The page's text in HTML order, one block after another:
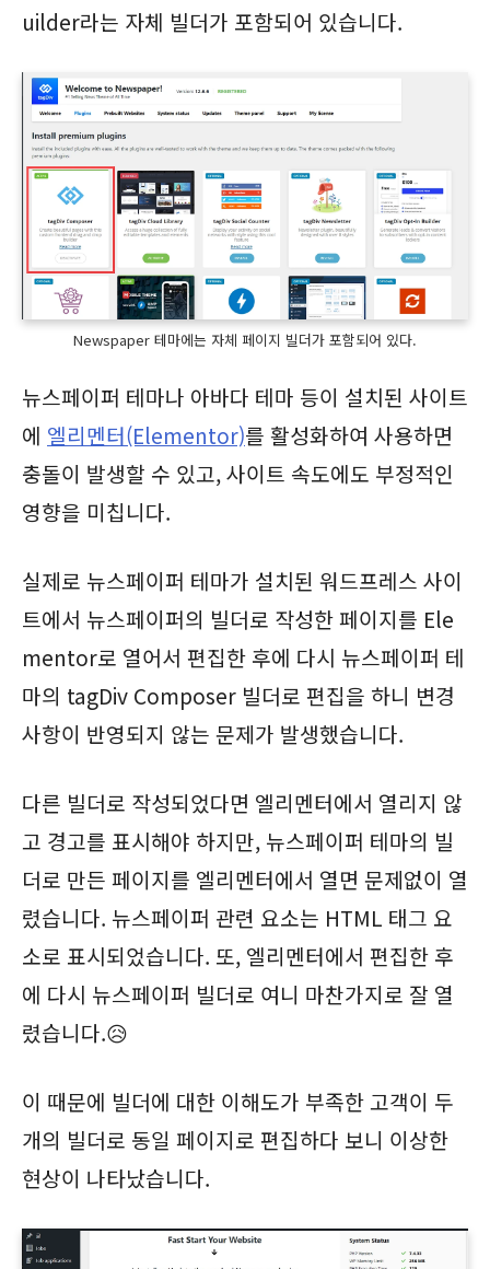
uilder라는 자체 빌더가 포함되어 있습니다.
Newspaper 테마에는 자체 페이지 빌더가 포함되어 있다.
뉴스페이퍼 테마나 아바다 테마 등이 설치된 사이트
에 엘리멘터(Elementor)를 활성화하여 사용하면
충돌이 발생할 수 있고, 사이트 속도에도 부정적인
영향을 미칩니다.
실제로 뉴스페이퍼 테마가 설치된 워드프레스 사이
트에서 뉴스페이퍼의 빌더로 작성한 페이지를 Ele
mentor로 열어서 편집한 후에 다시 뉴스페이퍼 테
마의 tagDiv Composer 빌더로 편집을 하니 변경
사항이 반영되지 않는 문제가 발생했습니다.
다른 빌더로 작성되었다면 엘리멘터에서 열리지 않
고 경고를 표시해야 하지만, 뉴스페이퍼 테마의 빌
더로 만든 페이지를 엘리멘터에서 열면 문제없이 열
렸습니다. 뉴스페이퍼 관련 요소는 HTML 태그 요
소로 표시되었습니다. 또, 엘리멘터에서 편집한 후
에 다시 뉴스페이퍼 빌더로 여니 마찬가지로 잘 열
렸습니다.😥
이 때문에 빌더에 대한 이해도가 부족한 고객이 두
개의 빌더로 동일 페이지로 편집하다 보니 이상한
현상이 나타났습니다.